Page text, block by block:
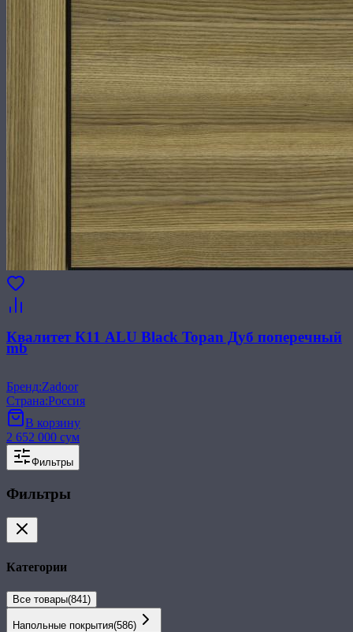
Квалитет К11 ALU Black Topan Дуб поперечный
mb
Бренд:Zadoor
Страна:Россия
В корзину
2 652 000 сум
Фильтры
Фильтры
Категории
Все товары(841 )
Напольные покрытия(586)